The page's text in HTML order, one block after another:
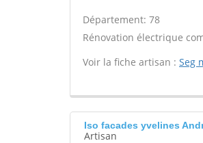
Département: 78
Rénovation électrique
Voir la fiche artisan : Seg
Iso facades yvelines
Artisan